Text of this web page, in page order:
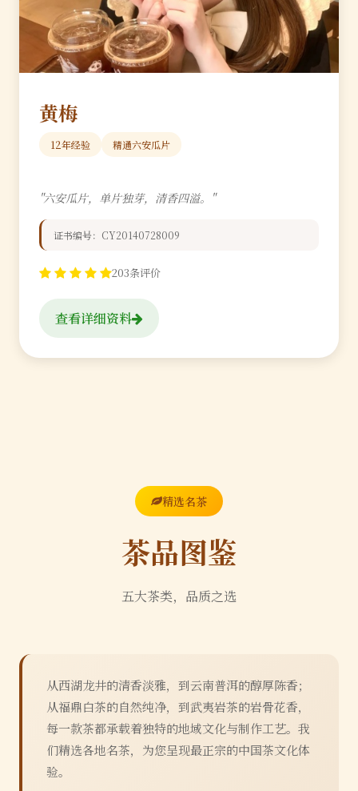
黄梅
12年经验 精通六安瓜片
"六安瓜片，单片独芽，清香四溢。"
证书编号：CY20140728009
203条评价
查看详细资料
精选名茶
茶品图鉴
五大茶类，品质之选
从西湖龙井的清香淡雅，到云南普洱的醇厚陈香；
从福鼎白茶的自然纯净，到武夷岩茶的岩骨花香，
每一款茶都承载着独特的地域文化与制作工艺。我
们精选各地名茶，为您呈现最正宗的中国茶文化体
验。